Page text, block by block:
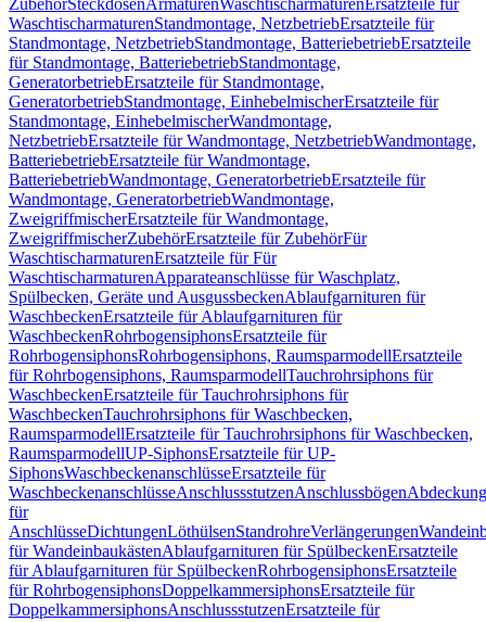
ZubehörSteckdosenArmaturenWaschtischarmaturen Ersatzteile für
WaschtischarmaturenStandmontage, NetzbetriebErsatzteile für
Standmontage, NetzbetriebStandmontage, BatteriebetriebErsatzteile
für Standmontage, BatteriebetriebStandmontage,
GeneratorbetriebErsatzteile für Standmontage,
GeneratorbetriebStandmontage, EinhebelmischerErsatzteile für
Standmontage, EinhebelmischerWandmontage,
NetzbetriebErsatzteile für Wandmontage, NetzbetriebWandmontage,
BatteriebetriebErsatzteile für Wandmontage,
BatteriebetriebWandmontage, GeneratorbetriebErsatzteile für
Wandmontage, GeneratorbetriebWandmontage,
ZweigriffmischerErsatzteile für Wandmontage,
ZweigriffmischerZubehörErsatzteile für ZubehörFür
WaschtischarmaturenErsatzteile für Für
WaschtischarmaturenApparateanschlüsse für Waschplatz,
Spülbecken, Geräte und AusgussbeckenAblaufgarnituren für
WaschbeckenErsatzteile für Ablaufgarnituren für
WaschbeckenRohrbogensiphonsErsatzteile für
RohrbogensiphonsRohrbogensiphons, RaumsparmodellErsatzteile
für Rohrbogensiphons, RaumsparmodellTauchrohrsiphons für
WaschbeckenErsatzteile für Tauchrohrsiphons für
WaschbeckenTauchrohrsiphons für Waschbecken,
RaumsparmodellErsatzteile für Tauchrohrsiphons für Waschbecken,
RaumsparmodellUP-SiphonsErsatzteile für UP-
SiphonsWaschbeckenanschlüsseErsatzteile für
WaschbeckenanschlüsseAnschlussstutzenAnschlussbögen
für
AnschlüsseDichtungenLöthülsenStandrohreVerlängerungen
für WandeinbaukästenAblaufgarnituren für SpülbeckenErsatzteile
für Ablaufgarnituren für SpülbeckenRohrbogensiphonsErsatzteile
für RohrbogensiphonsDoppelkammersiphonsErsatzteile für
DoppelkammersiphonsAnschlussstutzenErsatzteile für